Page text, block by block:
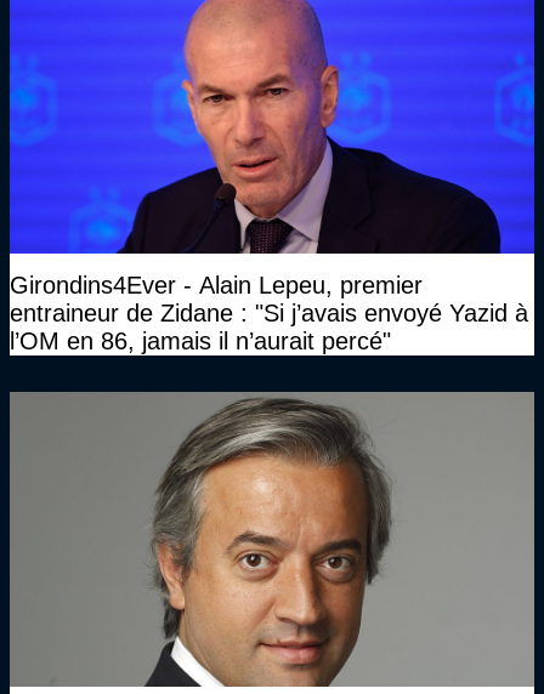
Girondins4Ever - Alain Lepeu, premier
entraineur de Zidane : "Si j’avais envoyé Yazid à
l’OM en 86, jamais il n’aurait percé"